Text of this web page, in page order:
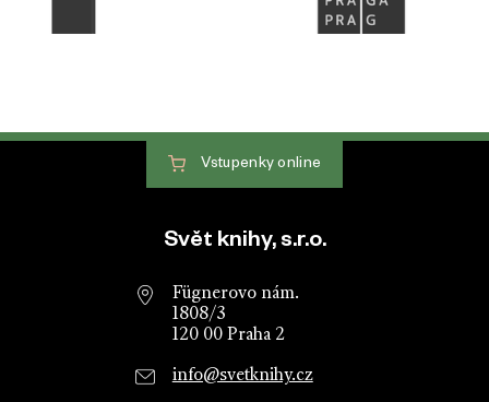
Patička webu
Vstupenky online
Svět knihy, s.r.o.
Fügnerovo nám.
1808/3
120 00 Praha 2
info@svetknihy.cz